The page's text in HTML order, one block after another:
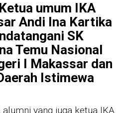
umum IKA
Andi Ina Kartika
SK
Temu Nasional
I Makassar dan
Istimewa
yang juga ketua IKA